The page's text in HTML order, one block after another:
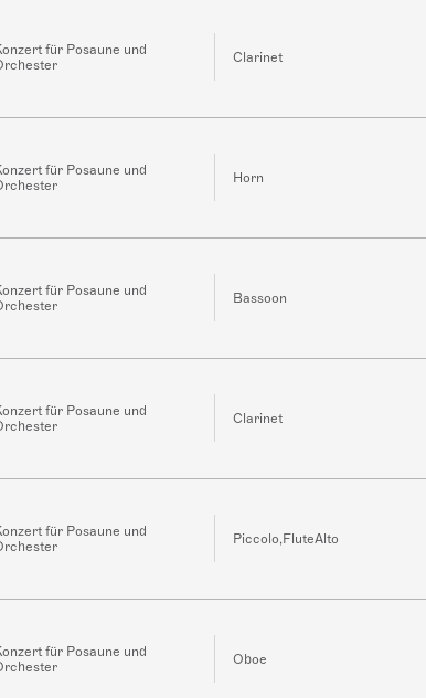
für Posaune und
Clarinet
für Posaune und
Horn
für Posaune und
Bassoon
für Posaune und
Clarinet
für Posaune und
Piccolo,FluteAlto
für Posaune und
Oboe